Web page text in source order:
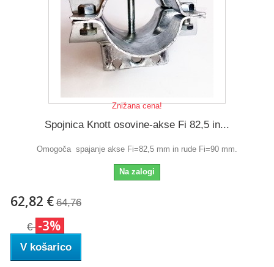
Znižana cena!
Spojnica Knott osovine-akse Fi 82,5 in...
Omogoča spajanje akse Fi=82,5 mm in rude Fi=90 mm.
Na zalogi
62,82 € 64,76
€ -3%
V košarico